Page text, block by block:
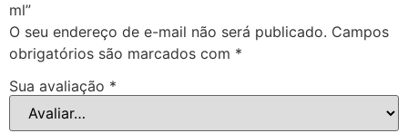
ml”
O seu endereço de e-mail não será publicado. Campos
obrigatórios são marcados com *
Sua avaliação *